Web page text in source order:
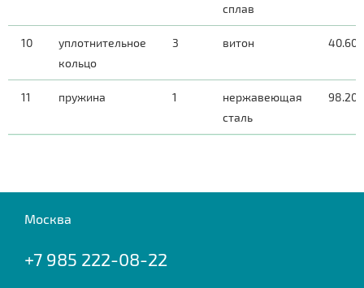
сплав
10
уплотнительное
кольцо
3 витон
11 пружина 1
нержавеющая
сталь
Москва
+7 985 222-08-22